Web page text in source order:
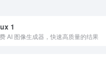
1
AI 图像生成器，快速高质量的结果